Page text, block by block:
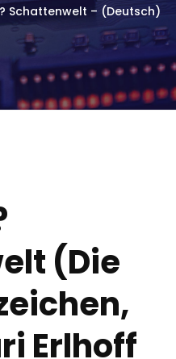
Schattenwelt – (Deutsch)
(Die
Erlhoff